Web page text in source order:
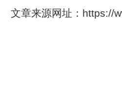
文章来源网址：https://